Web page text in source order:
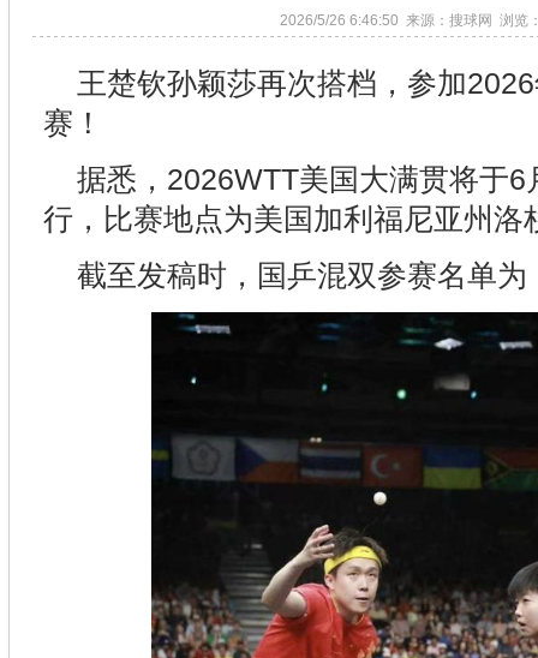
2026/5/26 6:46:50 来源：搜球网 浏览
王楚钦孙颖莎再次搭档，参加
赛！
据悉，2026WTT美国大满贯将于6
行，比赛地点为美国加利福尼亚州洛
截至发稿时，国乒混双参赛名单